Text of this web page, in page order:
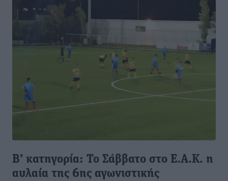
Β’ κατηγορία: Το Σάββατο στο Ε.Α.Κ. η
αυλαία της 6ης αγωνιστικής